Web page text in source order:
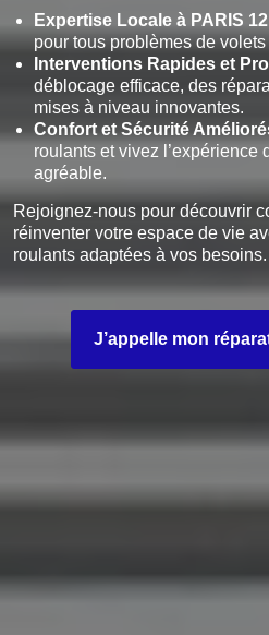
Expertise Locale à PARIS
pour tous problèmes de
Interventions Rapides et
déblocage efficace, des
mises à niveau innovantes.
Confort et Sécurité
roulants et vivez l’expérience
agréable.
Rejoignez-nous pour découvrir
réinventer votre espace de vie
roulants adaptées à vos besoins.
J’appelle mon